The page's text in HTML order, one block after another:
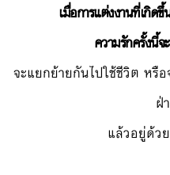
เมื่อการแต่งงานที่เกิด
ความรักครั้งนี้
จะแยกย้ายกันไปใช้ชีวิต หรื
ฝ่
แล้วอยู่ด้